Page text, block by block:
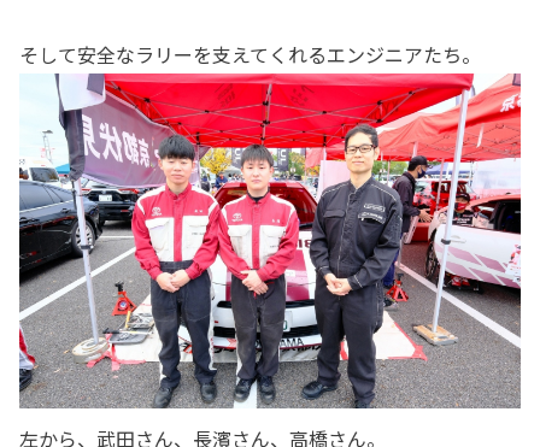
そして安全なラリーを支えてくれるエンジニアたち。
左から、武田さん、長濱さん、高橋さん。